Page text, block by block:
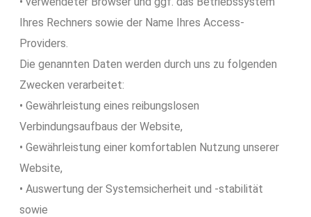
Ihres Rechners sowie der Name Ihres Access-
Providers.
Die genannten Daten werden durch uns zu folgenden
Zwecken verarbeitet:
• Gewährleistung eines reibungslosen
Verbindungsaufbaus der Website,
• Gewährleistung einer komfortablen Nutzung unserer
Website,
• Auswertung der Systemsicherheit und -stabilität
sowie